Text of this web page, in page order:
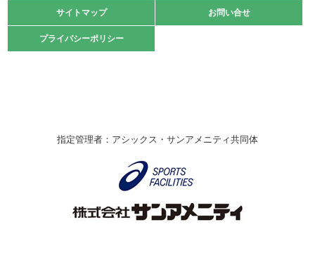
緑ケ丘体育館
2021.10.23
卓球選手権大会ラージボールの部開催☆
伊丹市総合体育大会 バレーボール大会が開催されました
なわとびイベントを開催しました！
サイトマップ お問い合せ
プライバシーポリシー
サイトマップ お問い合せ
プライバシーポリシー
指定管理者：アシックス・サンアメニティ共同体